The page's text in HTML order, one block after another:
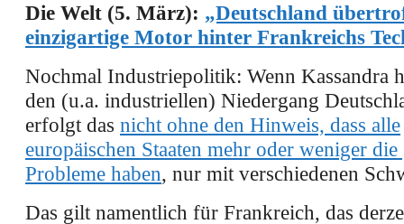
Die Welt (5. März): „Deutschland
einzigartige Motor hinter Frankreichs
Nochmal Industriepolitik: Wenn Kassandra
den (u.a. industriellen) Niedergang
erfolgt das nicht ohne den Hinweis, dass alle
europäischen Staaten mehr oder weniger
Probleme haben, nur mit verschiedenen
Das gilt namentlich für Frankreich, das